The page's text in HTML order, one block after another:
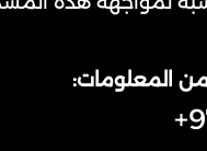
المعلومات: